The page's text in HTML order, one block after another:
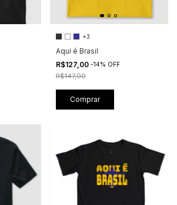
+3
Aqui é Brasil
R$127,00 -14% OFF
R$147,00
Comprar